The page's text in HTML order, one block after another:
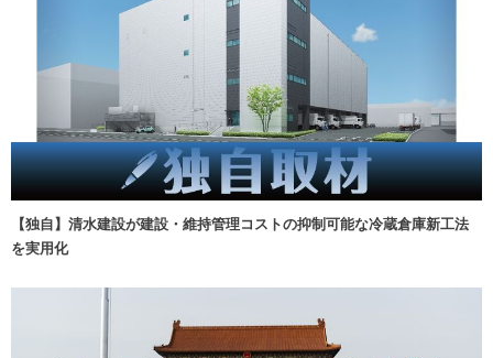
【独自】清水建設が建設・維持管理コストの抑制可能な冷蔵倉庫新工法
を実用化